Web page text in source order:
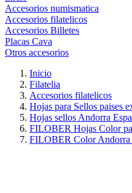
Accesorios numismatica
Accesorios filatelicos
Accesorios Billetes
Placas Cava
Otros accesorios
Inicio
Filatelia
Accesorios filatelicos
Hojas para Sellos paises
Hojas sellos Andorra
FILOBER Hojas Color
FILOBER Color Andorra